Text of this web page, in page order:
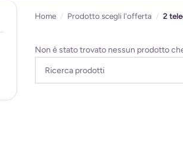
Home / Prodotto scegli l'offerta / 2
Non è stato trovato nessun prodotto